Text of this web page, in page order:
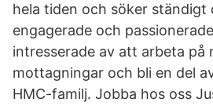
hela tiden och söker ständigt
engagerade och
intresserade av att arbeta på
mottagningar och bli en del
HMC-familj. Jobba hos oss